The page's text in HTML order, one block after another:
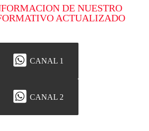
DE NUESTRO
ACTUALIZADO
CANAL 1
CANAL 2